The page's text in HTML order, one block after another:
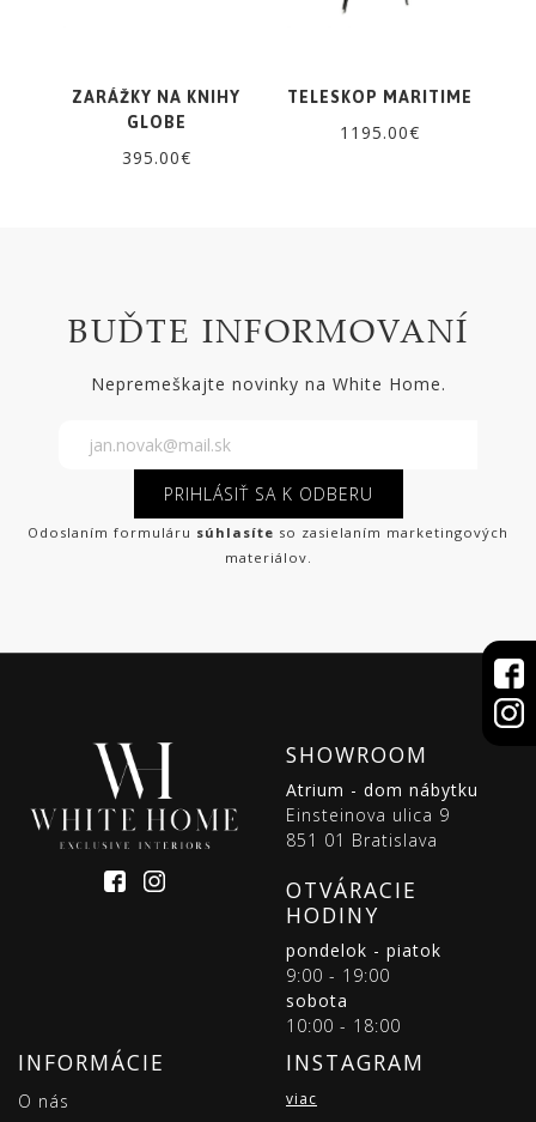
ZARÁŽKY NA KNIHY
GLOBE
395.00€
TELESKOP MARITIME
1195.00€
BUĎTE INFORMOVANÍ
Nepremeškajte novinky na White Home.
PRIHLÁSIŤ SA K ODBERU
Odoslaním formuláru súhlasíte so zasielaním marketingových
materiálov.
SHOWROOM
Atrium - dom nábytku
Einsteinova ulica 9
851 01 Bratislava
OTVÁRACIE
HODINY
pondelok - piatok
9:00 - 19:00
sobota
10:00 - 18:00
INFORMÁCIE
O nás
INSTAGRAM
viac